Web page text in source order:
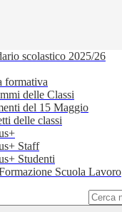
scolastico 2025/26
formativa
delle Classi
del 15 Maggio
delle classi
Staff
Studenti
Scuola Lavoro